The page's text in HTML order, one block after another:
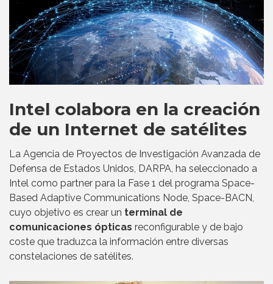
Intel colabora en la creación
de un Internet de satélites
La Agencia de Proyectos de Investigación Avanzada de
Defensa de Estados Unidos, DARPA, ha seleccionado a
Intel como partner para la Fase 1 del programa Space-
Based Adaptive Communications Node, Space-BACN,
cuyo objetivo es crear un terminal de
comunicaciones ópticas reconfigurable y de bajo
coste que traduzca la información entre diversas
constelaciones de satélites.